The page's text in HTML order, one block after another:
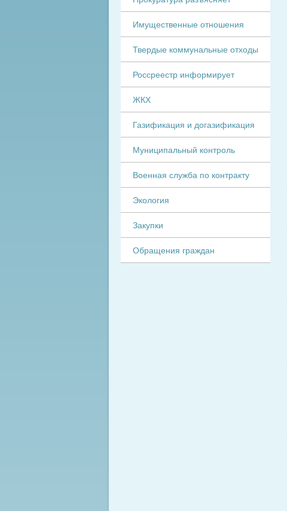
Имущественные отношения
Твердые коммунальные отходы
Россреестр информирует
ЖКХ
Газификация и догазификация
Муниципальный контроль
Военная служба по контракту
Экология
Закупки
Обращения граждан